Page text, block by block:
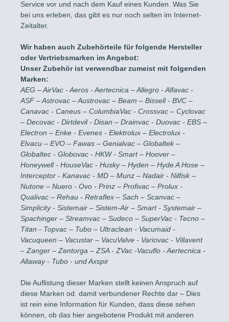
Zentorga – ZSA - ZVac -Vacuflo - Aertecnica - Allaway -
Tubo - und AxspirDie Auflistung dieser Marken stellt keinen
Anspruch auf diese Marken od. damit verbundener Rechte
anderen Marken kompatibel sein kann.
Anbieter: Verwendbar zumeist mit:AEG – AirVac - Aeros -
Aertecnica – Allegro - Alfavac - ASF – Astrovac – Austrovac
– Beam – Bissell - BVC – Canavac - Caneus –
ColumbiaVac - Crossvac – Cyclovac – Decovac - Dirtdevil -
Evenes - Elektrolux – Electrolux - Elvacu – EVO – Fawas –
Genialvac – Globaltek – Globaltec - Globovac - HKW -
Smart – Hoover – Honeywell - HouseVac - Husky – Hyden
– Hyde A Hose – Interceptor - Kanavac - MD – Munz –
Nadair - Nilfisk – Nutone – Nuero - Ovo - Prinz – Profivac –
Prolux - Qualivac – Rehau - Retraflex – Sach – Scanvac –
Simplicity - Sistemair – Sistem-Air – Smart - Systemair –
Spachinger – Streamvac – Sudeco – SuperVac - Tecno –
Titan - Topvac – Tubo – Ultraclean - Vacumaid - Vacuqueen
– Vacustar – VacuValve - Variovac - Villavent – Zanger –
Zentorga – ZSA - ZVac -Vacuflo - Aertecnica - Allaway -
Tubo - und AxspirDie Auflistung dieser Marken stellt keinen
Anspruch auf diese Marken od. damit verbundener Rechte
dar – Dies ist rein eine Information für Kunden, dass diese
sehen können, ob das hier angebotene Produkt mit
anderen Marken kompatibel sein kann.
Service vor und nach dem Kauf eines Kunden. Was Sie
bei uns erleben, das gibt es nur noch selten im Internet-
Zeitalter.
Wir haben auch Zubehörteile für folgende Hersteller
oder Vertriebsmarken im Angebot:
Unser Zubehör ist verwendbar zumeist mit folgenden
Marken:
AEG – AirVac - Aeros - Aertecnica – Allegro - Alfavac -
ASF – Astrovac – Austrovac – Beam – Bissell - BVC –
Canavac - Caneus – ColumbiaVac - Crossvac – Cyclovac
– Decovac - Dirtdevil - Disan – Drainvac - Duovac - EBS –
Electron – Enke - Evenes - Elektrolux – Electrolux -
Elvacu – EVO – Fawas – Genialvac – Globaltek –
Globaltec - Globovac - HKW - Smart – Hoover –
Honeywell - HouseVac - Husky – Hyden – Hyde A Hose –
Interceptor - Kanavac - MD – Munz – Nadair - Nilfisk –
Nutone – Nuero - Ovo - Prinz – Profivac – Prolux -
Qualivac – Rehau - Retraflex – Sach – Scanvac –
Simplicity - Sistemair – Sistem-Air – Smart - Systemair –
Spachinger – Streamvac – Sudeco – SuperVac - Tecno –
Titan - Topvac – Tubo – Ultraclean - Vacumaid -
Vacuqueen – Vacustar – VacuValve - Variovac - Villavent
– Zanger – Zentorga – ZSA - ZVac -Vacuflo - Aertecnica -
Allaway - Tubo - und Axspir
Die Auflistung dieser Marken stellt keinen Anspruch auf
diese Marken od. damit verbundener Rechte dar – Dies
ist rein eine Information für Kunden, dass diese sehen
können, ob das hier angebotene Produkt mit anderen